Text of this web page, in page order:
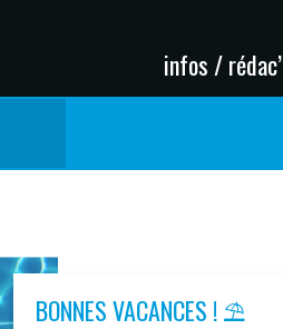
infos / rédac’
BONNES VACANCES ! ⛱️